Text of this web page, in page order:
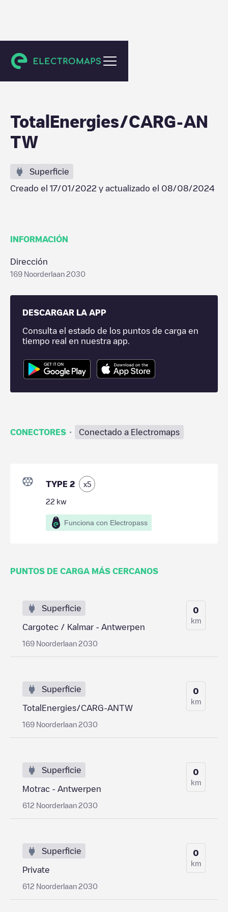
Antwerpen
TotalEnergies/CARG-AN
TW
Superficie
Creado el 17/01/2022 y actualizado el 08/08/2024
INFORMACIÓN
Dirección
169 Noorderlaan 2030
DESCARGAR LA APP
Consulta el estado de los puntos de carga en
tiempo real en nuestra app.
CONECTORES · Conectado a Electromaps
TYPE 2 x5
22 kw
Funciona con Electropass
PUNTOS DE CARGA MÁS CERCANOS
Superficie
Cargotec / Kalmar - Antwerpen
169 Noorderlaan 2030
0
km
Superficie
TotalEnergies/CARG-ANTW
169 Noorderlaan 2030
0
km
Superficie
Motrac - Antwerpen
612 Noorderlaan 2030
0
km
Superficie
Private
612 Noorderlaan 2030
0
km